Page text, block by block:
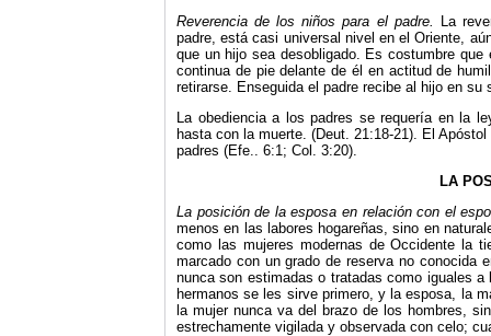
Reverencia de los niños para el padre. La
padre, está casi universal nivel en el Oriente,
que un hijo sea desobligado. Es costumbre
continua de pie delante de él en actitud de
retirarse. Enseguida el padre recibe al hijo en su
La obediencia a los padres se requería en la
hasta con la muerte. (Deut. 21:18-21). El
padres (Efe.. 6:1; Col. 3:20).
LA
La posición de la esposa en relación con el
menos en las labores hogareñas, sino en
como las mujeres modernas de Occidente la
marcado con un grado de reserva no conocida
nunca son estimadas o tratadas como iguales
hermanos se les sirve primero, y la esposa, la
la mujer nunca va del brazo de los hombres,
estrechamente vigilada y observada con celo;